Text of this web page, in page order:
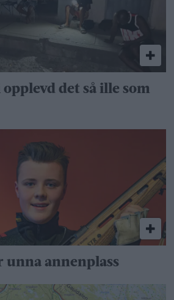
det så ille som
unna annenplass